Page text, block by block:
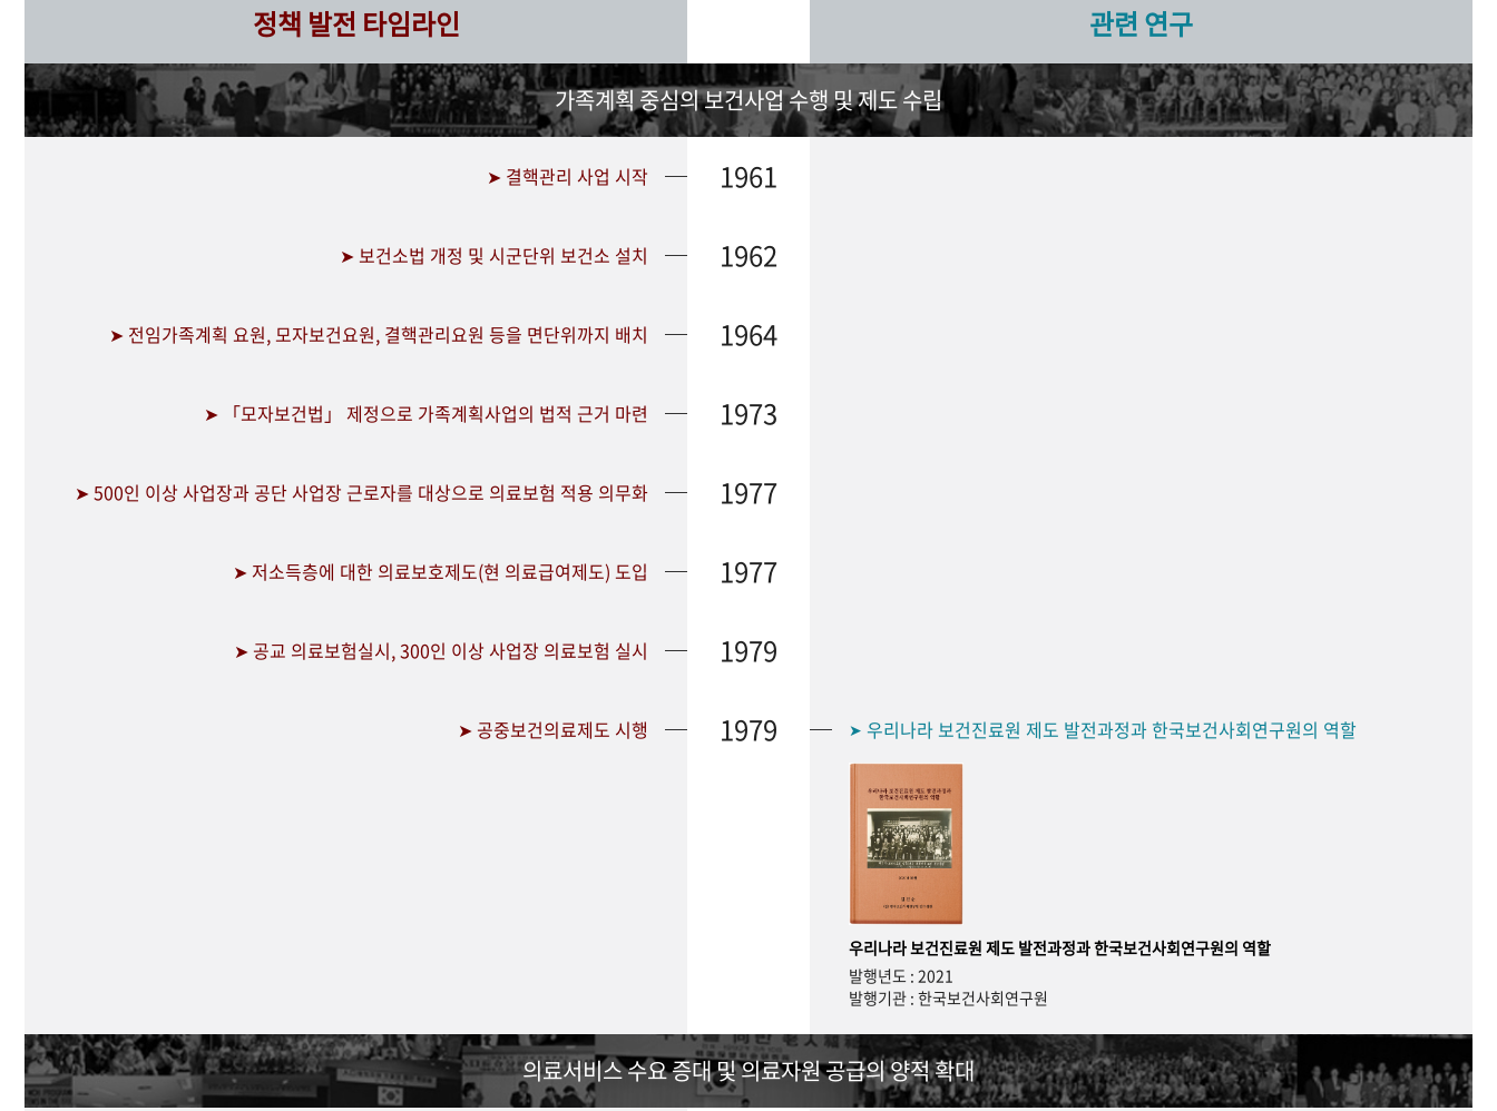
정책 발전 타임라인 관련 연구
가족계획 중심의 보건사업 수행 및 제도 수립
➤ 결핵관리 사업 시작 1961
➤ 보건소법 개정 및 시군단위 보건소 설치 1962
➤ 전임가족계획 요원, 모자보건요원, 결핵관리요원 등을 면단위까지 배치 1964
➤ 「모자보건법」 제정으로 가족계획사업의 법적 근거 마련 1973
➤ 500인 이상 사업장과 공단 사업장 근로자를 대상으로 의료보험 적용 의무화 1977
➤ 저소득층에 대한 의료보호제도(현 의료급여제도) 도입 1977
➤ 공교 의료보험실시, 300인 이상 사업장 의료보험 실시 1979
➤ 공중보건의료제도 시행 1979 ➤ 우리나라 보건진료원 제도 발전과정과 한국보건사회연구원의 역할
우리나라 보건진료원 제도 발전과정과 한국보건사회연구원의 역할
발행년도 : 2021
발행기관 : 한국보건사회연구원
의료서비스 수요 증대 및 의료자원 공급의 양적 확대